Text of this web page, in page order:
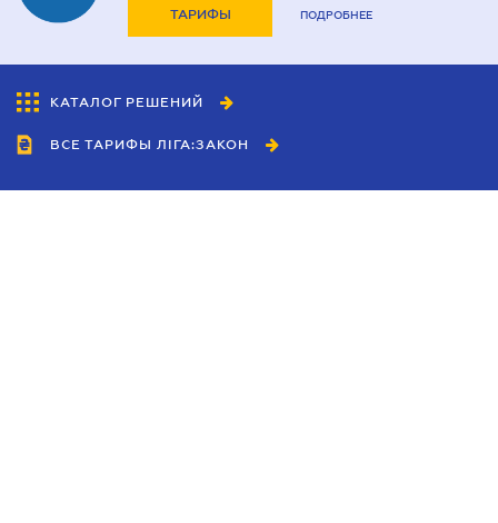
ТАРИФЫ ПОДРОБНЕЕ
КАТАЛОГ РЕШЕНИЙ
ВСЕ ТАРИФЫ ЛІГА:ЗАКОН